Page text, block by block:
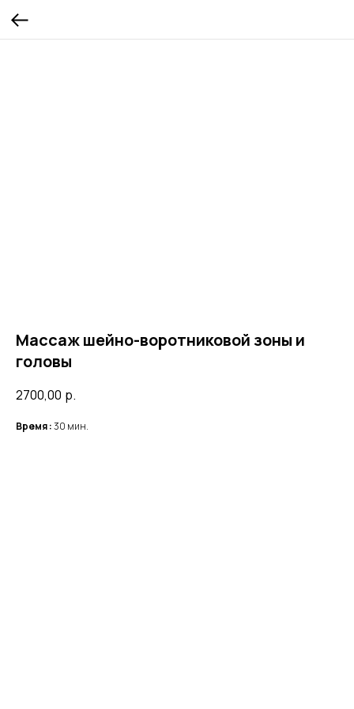
Массаж шейно-воротниковой зоны и
головы
2700,00 р.
Время :30 мин.